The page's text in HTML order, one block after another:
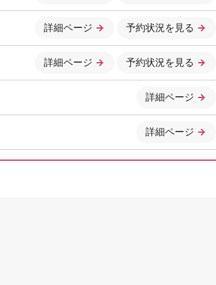
詳細ページ 予約状況を見る
詳細ページ 予約状況を見る
詳細ページ
詳細ページ